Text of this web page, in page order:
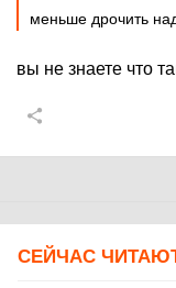
меньше дрочить
вы не знаете что
СЕЙЧАС